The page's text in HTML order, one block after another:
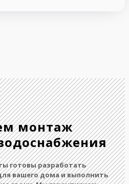
монтаж
готовы разработать
вашего дома и выполнить